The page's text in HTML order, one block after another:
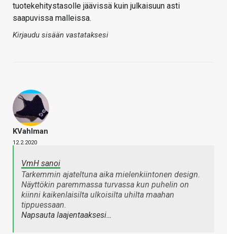
tuotekehitystasolle jäävissä kuin julkaisuun asti
saapuvissa malleissa.
Kirjaudu sisään vastataksesi
KVahlman
12.2.2020
VmH sanoi
Tarkemmin ajateltuna aika mielenkiintonen design.
Näyttökin paremmassa turvassa kun puhelin on
kiinni kaikenlaisilta ulkoisilta uhilta maahan
tippuessaan.
Napsauta laajentaaksesi…